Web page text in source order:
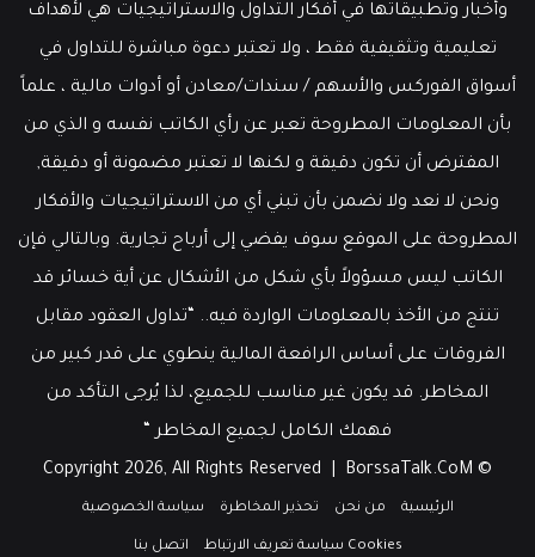
وأخبار وتطبيقاتها في أفكار التداول والاستراتيجيات هي لأهداف
تعليمية وتثقيفية فقط ، ولا تعتبر دعوة مباشرة للتداول في
أسواق الفوركس والأسهم / سندات/معادن أو أدوات مالية ، علماً
بأن المعلومات المطروحة تعبر عن رأي الكاتب نفسه و الذي من
المفترض أن تكون دقيقة و لكنها لا تعتبر مضمونة أو دقيقة,
ونحن لا نعد ولا نضمن بأن تبني أي من الاستراتيجيات والأفكار
المطروحة على الموقع سوف يفضي إلى أرباح تجارية. وبالتالي فإن
الكاتب ليس مسؤولاً بأي شكل من الأشكال عن أية خسائر قد
تنتج من الأخذ بالمعلومات الواردة فيه.. “تداول العقود مقابل
الفروقات على أساس الرافعة المالية ينطوي على قدر كبير من
المخاطر. قد يكون غير مناسب للجميع، لذا يُرجى التأكد من
فهمك الكامل لجميع المخاطر “
© Copyright 2026, All Rights Reserved |
BorssaTalk.CoM
الرئيسية من نحن تحذير المخاطرة سياسة الخصوصية
Cookies سياسة تعريف الارتباط اتصل بنا